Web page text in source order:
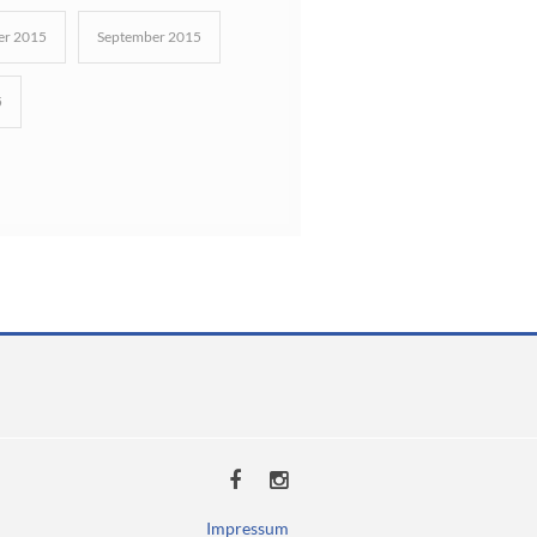
2015 September 2015
Impressum